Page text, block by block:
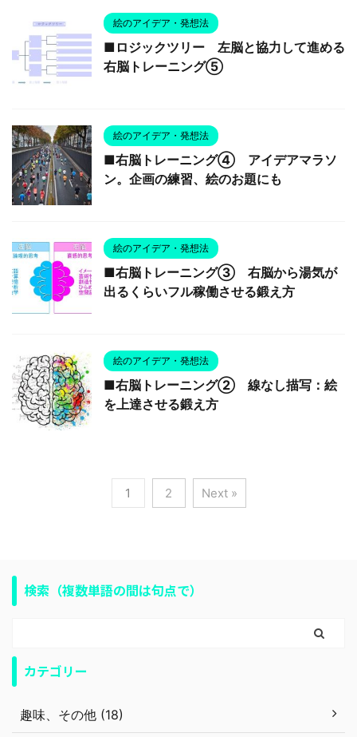
絵のアイデア・発想法
■ロジックツリー 左脳と協力して進める
右脳トレーニング⑤
絵のアイデア・発想法
■右脳トレーニング④ アイデアマラソ
ン。企画の練習、絵のお題にも
絵のアイデア・発想法
■右脳トレーニング③ 右脳から湯気が
出るくらいフル稼働させる鍛え方
絵のアイデア・発想法
■右脳トレーニング② 線なし描写：絵
を上達させる鍛え方
1 2 Next »
検索（複数単語の間は句点で）
カテゴリー
趣味、その他 (18)